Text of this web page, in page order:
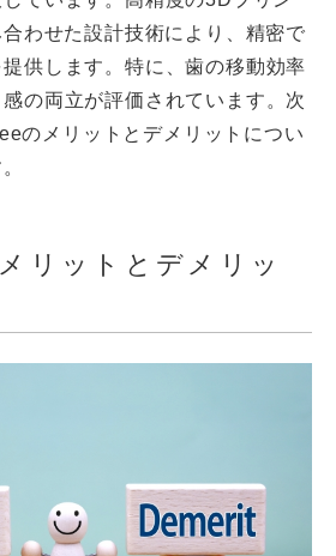
わせた設計技術により、精密で
供します。特に、歯の移動効率
の両立が評価されています。次
のメリットとデメリットについ
リットとデメリッ